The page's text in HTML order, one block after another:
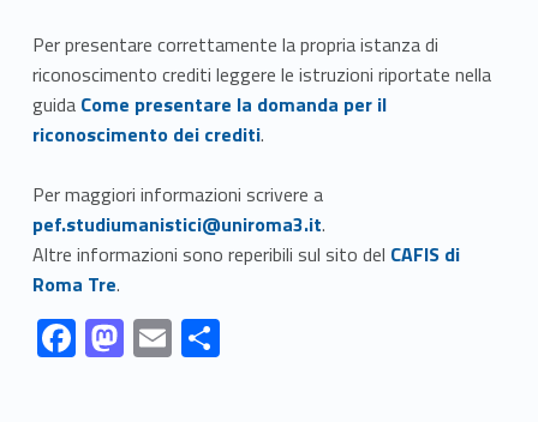
Per presentare correttamente la propria istanza di
riconoscimento crediti leggere le istruzioni riportate nella
guida Link identifier #identifier__55725-3
Come presentare la domanda per il
riconoscimento dei crediti.
Per maggiori informazioni scrivere a
pef.studiumanistici@uniroma3.it.
Altre informazioni sono reperibili sul sito del Link identifier #identifier__102070-5
CAFIS di
Roma Tre.
Link identifier #identifier__31853-1
F
ac
Link identifier #identifier__168710-2 M
as
Link identifier #identifier__90223-3 E
m
Link identifier #identifier__125097-4 S
h